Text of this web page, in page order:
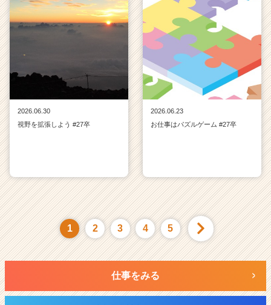
2026.06.30
視野を拡張しよう #27卒
2026.06.23
お仕事はパズルゲーム #27卒
1 2 3 4 5
仕事をみる